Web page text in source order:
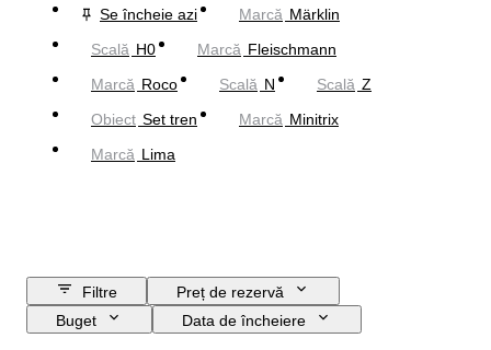
Se încheie azi
Marcă Märklin
Scală H0 Marcă Fleischmann
Marcă Roco Scală N Scală Z
Obiect Set tren Marcă Minitrix
Marcă Lima
Filtre
Preț de rezervă
Buget
Data de încheiere